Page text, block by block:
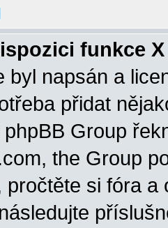
funkce
byl napsán a
přidat
Group
the Group
pročtěte si fóra